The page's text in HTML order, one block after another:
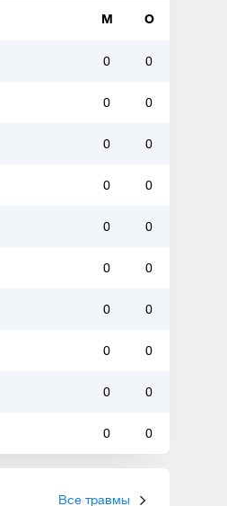
М О
0 0
0 0
0 0
0 0
0 0
0 0
0 0
0 0
0 0
0 0
Все травмы